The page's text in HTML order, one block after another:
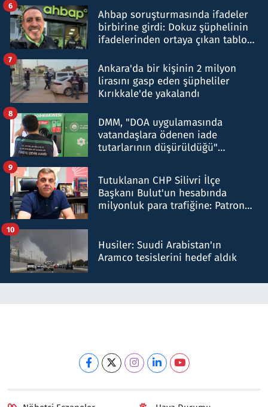
Ahbap soruşturmasında ifadeler
birbirine girdi: Dokuz şüphelinin
ifadelerinden ortaya çıkan tablo
6
Ankara'da bir kişinin 2 milyon
lirasını gasp eden şüpheliler
Kırıkkale'de yakalandı
7
DMM, "DOA uygulamasında
vatandaşlara ödenen iade
tutarlarının düşürüldüğü"
8
Tutuklanan CHP Silivri İlçe
Başkanı Bulut'un hesabında
milyonluk para trafiğine: Patron
9
Husiler: Suudi Arabistan'ın
Aramco tesislerini hedef aldık
10